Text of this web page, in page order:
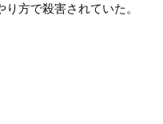
方で殺害されていた。